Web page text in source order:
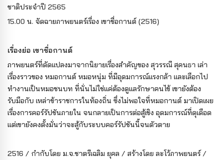
ชาติประจำปี 2565
15.00 น. จัดฉายภาพยนตร์เรื่อง เขาชื่อกานต์ (2516)
เรื่องย่อ เขาชื่อกานต์
ภาพยนตร์ที่ดัดแปลงมาจากนิยายเรื่องสำคัญของ สุวรรณี สุคนธา เล่า
เรื่องราวของ หมอกานต์ หมอหนุ่ม ที่มีอุดมการณ์แรงกล้า และเลือกไป
ทำงานเป็นหมอชนบท ที่นั่นไม่ใช่แค่ต้องดูแลรักษาคนไข้ เขายังต้อง
รับมือกับ เหล่าข้าราชการในท้องถิ่น ซึ่งไม่พอใจที่หมอกานต์ มาเปิดเผย
เรื่องการคอร์รัปชันภายใน จนกลายเป็นการต่อสู้เชิง อุดมการณ์ที่ดุเดือด
แต่เขายังคงตั้งมั่นว่าจะสู้กับระบบคอร์รัปชันนี้จนตัวตาย
2516 / กำกับโดย ม.จ.ชาตรีเฉลิม ยุคล / สร้างโดย ละโว้ภาพยนตร์ /